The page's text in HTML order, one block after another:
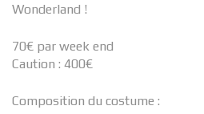
Wonderland !
70€ par week end
Caution : 400€
Composition du costume :